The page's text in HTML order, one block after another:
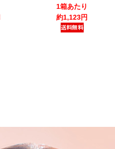
1箱あたり
約1,123円